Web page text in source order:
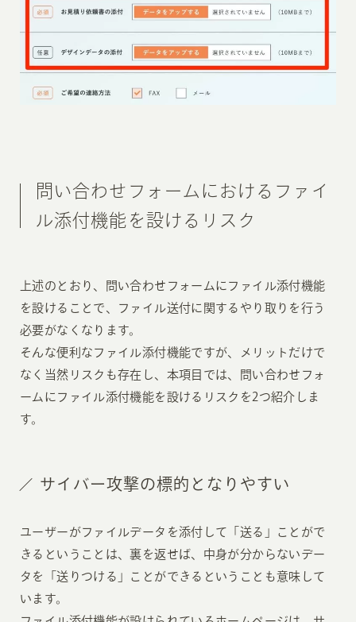
問い合わせフォームにおけるファイ
ル添付機能を設けるリスク
上述のとおり、問い合わせフォームにファイル添付機能
を設けることで、ファイル送付に関するやり取りを行う
必要がなくなります。
そんな便利なファイル添付機能ですが、メリットだけで
なく当然リスクも存在し、本項目では、問い合わせフォ
ームにファイル添付機能を設けるリスクを2つ紹介しま
す。
サイバー攻撃の標的となりやすい
ユーザーがファイルデータを添付して「送る」ことがで
きるということは、裏を返せば、中身が分からないデー
タを「送りつける」ことができるということも意味して
います。